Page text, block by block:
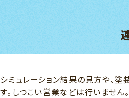
シミュレーション結果の見方や、
す。しつこい営業などは行いません。